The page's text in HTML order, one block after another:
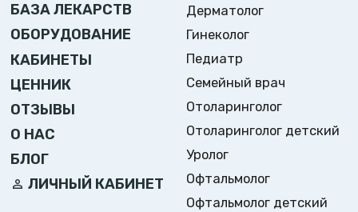
БАЗА ЛЕКАРСТВ
ОБОРУДОВАНИЕ
КАБИНЕТЫ
ЦЕННИК
ОТЗЫВЫ
О НАС
БЛОГ
ЛИЧНЫЙ КАБИНЕТ
Дерматолог
Гинеколог
Педиатр
Семейный врач
Отоларинголог
Отоларинголог детский
Уролог
Офтальмолог
Офтальмолог детский